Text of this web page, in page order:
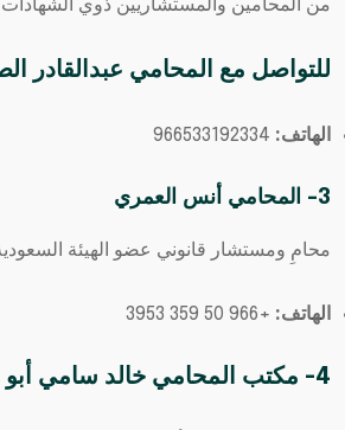
من المحامين والمستشاريين ذوي الشهادات
للتواصل مع المحامي عبدالقادر
الهاتف:
3- المحامي أنس العمري
محامِ ومستشار قانوني عضو الهيئة
الهاتف: +966 50 359 3953
4- مكتب المحامي خالد سامي أبو راشد